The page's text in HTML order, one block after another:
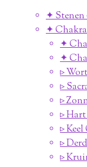
✦ Stenen
✦
✦
✦
▹
▹
▹
▹
▹
▹
▹